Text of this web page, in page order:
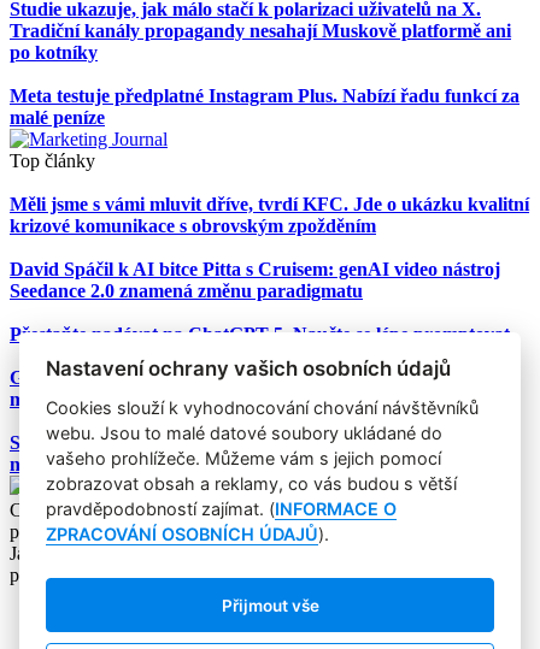
Studie ukazuje, jak málo stačí k polarizaci uživatelů na X.
Tradiční kanály propagandy nesahají Muskově platformě ani
po kotníky
Meta testuje předplatné Instagram Plus. Nabízí řadu funkcí za
malé peníze
Top články
Měli jsme s vámi mluvit dříve, tvrdí KFC. Jde o ukázku kvalitní
krizové komunikace s obrovským zpožděním
David Spáčil k AI bitce Pitta s Cruisem: genAI video nástroj
Seedance 2.0 znamená změnu paradigmatu
Přestaňte nadávat na ChatGPT-5. Naučte se lépe promptovat
Google Nano Banana nabízí dosud největší potenciál pro
marketing mezi genAI modely pro tvorbu obrázků
Studie: Využívání generativní AI mezi spotřebiteli při online
nakupování prudce roste
Copyright © 2004-2020 Focus Agency, s.r.o. Plné znění licenčních
podmínek. ISSN 1803-957X
Jakékoliv publikování, přebírání nebo šíření obsahu je bez
písemného souhlasu Focus Agency, s.r.o. zakázáno.
Štítky
Nastavení ochrany vašich osobních údajů
Cookies slouží k vyhodnocování chování návštěvníků
webu. Jsou to malé datové soubory ukládané do
vašeho prohlížeče. Můžeme vám s jejich pomocí
zobrazovat obsah a reklamy, co vás budou s větší
pravděpodobností zajímat. (INFORMACE O
ZPRACOVÁNÍ OSOBNÍCH ÚDAJŮ).
Přijmout vše